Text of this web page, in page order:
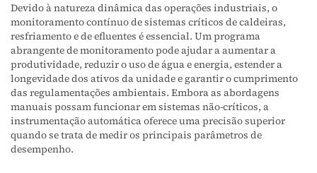
Devido à natureza dinâmica das operações industriais, o
monitoramento contínuo de sistemas críticos de caldeiras,
resfriamento e de efluentes é essencial. Um programa
abrangente de monitoramento pode ajudar a aumentar a
produtividade, reduzir o uso de água e energia, estender a
longevidade dos ativos da unidade e garantir o cumprimento
das regulamentações ambientais. Embora as abordagens
manuais possam funcionar em sistemas não-críticos, a
instrumentação automática oferece uma precisão superior
quando se trata de medir os principais parâmetros de
desempenho.